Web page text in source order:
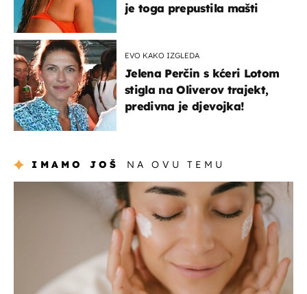
je toga prepustila mašti
EVO KAKO IZGLEDA
Jelena Perčin s kćeri Lotom
stigla na Oliverov trajekt,
predivna je djevojka!
IMAMO JOŠ NA OVU TEMU
moda & ljepota